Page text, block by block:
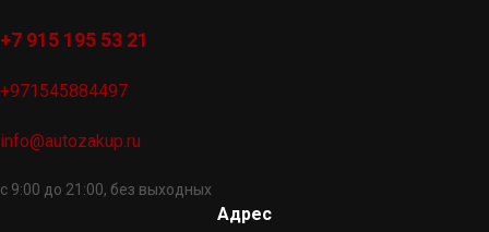
+7 915 195 53 21
+971545884497
info@autozakup.ru
с 9:00 до 21:00, без выходных
Адрес